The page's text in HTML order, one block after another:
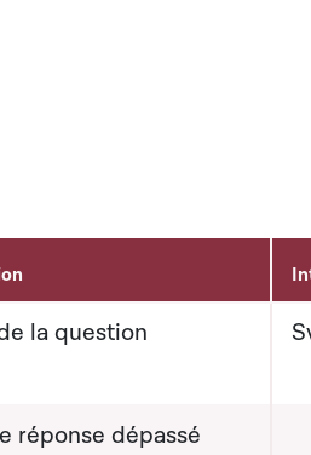
la question
réponse dépassé